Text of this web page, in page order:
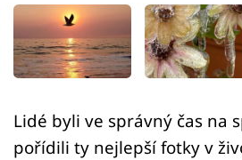
Přihlášení
Sledujte nás
Lidé byli ve správný čas na
pořídili ty nejlepší fotky v